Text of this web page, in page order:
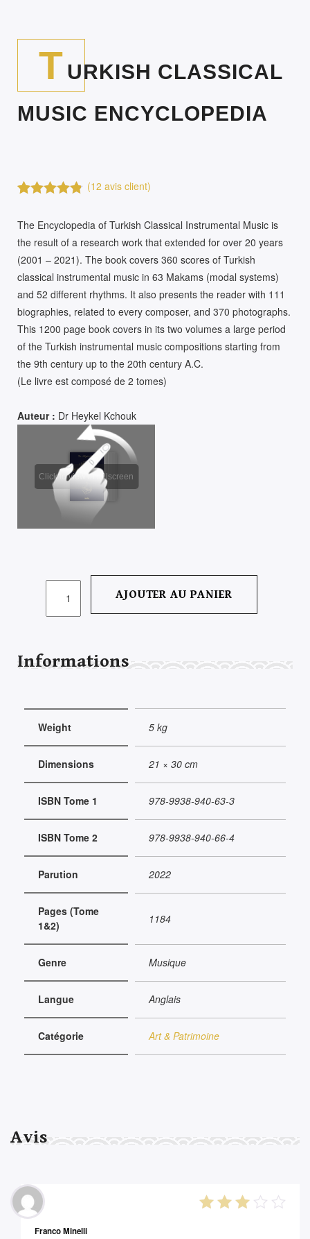
T URKISH CLASSICAL
MUSIC ENCYCLOPEDIA
sur 5
basé sur
notations
client
(12 avis client)
The Encyclopedia of Turkish Classical Instrumental Music is
the result of a research work that extended for over 20 years
(2001 – 2021). The book covers 360 scores of Turkish
classical instrumental music in 63 Makams (modal systems)
and 52 different rhythms. It also presents the reader with 111
biographies, related to every composer, and 370 photographs.
This 1200 page book covers in its two volumes a large period
of the Turkish instrumental music compositions starting from
the 9th century up to the 20th century A.C.
(Le livre est composé de 2 tomes)
Auteur : Dr Heykel Kchouk
MUSIC
AJOUTER AU PANIER
Informations
Weight 5 kg
Dimensions 21 × 30 cm
ISBN Tome 1 978-9938-940-63-3
ISBN Tome 2 978-9938-940-66-4
Parution 2022
Pages (Tome
1&2)
1184
Genre Musique
Langue Anglais
Catégorie Art & Patrimoine
Avis
Franco Minelli